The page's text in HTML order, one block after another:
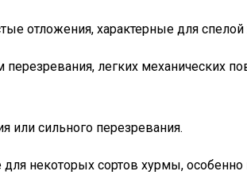
отложения, характерные для
перезревания, легких механических
или сильного перезревания.
для некоторых сортов хурмы, особенно